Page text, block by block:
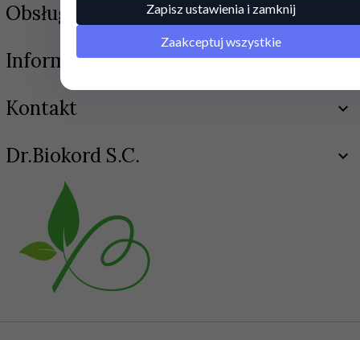
Obsługa Klienta
Informacja
Kontakt
Dr.Biokord S.C.
Zapisz ustawienia i zamknij
Zaakceptuj wszystkie